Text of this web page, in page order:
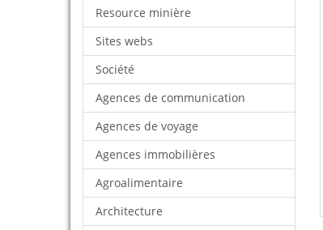
Resource minière
Sites webs
Société
Agences de communication
Agences de voyage
Agences immobilières
Agroalimentaire
Architecture